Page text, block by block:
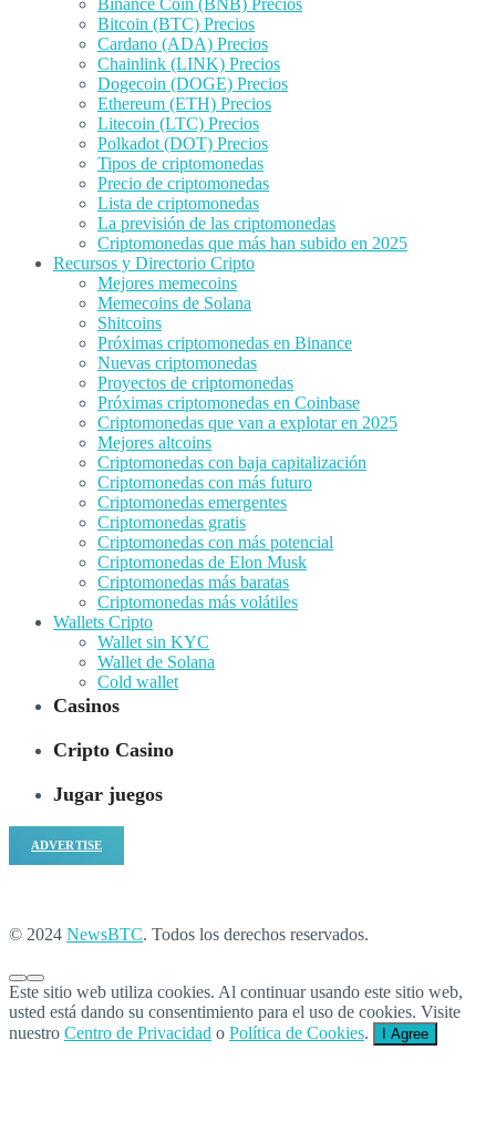
Binance Coin (BNB) Precios
Bitcoin (BTC) Precios
Cardano (ADA) Precios
Chainlink (LINK) Precios
Dogecoin (DOGE) Precios
Ethereum (ETH) Precios
Litecoin (LTC) Precios
Polkadot (DOT) Precios
Tipos de criptomonedas
Precio de criptomonedas
Lista de criptomonedas
La previsión de las criptomonedas
Criptomonedas que más han subido en 2025
Recursos y Directorio Cripto
Mejores memecoins
Memecoins de Solana
Shitcoins
Próximas criptomonedas en Binance
Nuevas criptomonedas
Proyectos de criptomonedas
Próximas criptomonedas en Coinbase
Criptomonedas que van a explotar en 2025
Mejores altcoins
Criptomonedas con baja capitalización
Criptomonedas con más futuro
Criptomonedas emergentes
Criptomonedas gratis
Criptomonedas con más potencial
Criptomonedas de Elon Musk
Criptomonedas más baratas
Criptomonedas más volátiles
Wallets Cripto
Wallet sin KYC
Wallet de Solana
Cold wallet
Casinos
Cripto Casino
Jugar juegos
ADVERTISE
© 2024 NewsBTC. Todos los derechos reservados.
Este sitio web utiliza cookies. Al continuar usando este sitio web,
usted está dando su consentimiento para el uso de cookies. Visite
nuestro Centro de Privacidad o Política de Cookies. I Agree